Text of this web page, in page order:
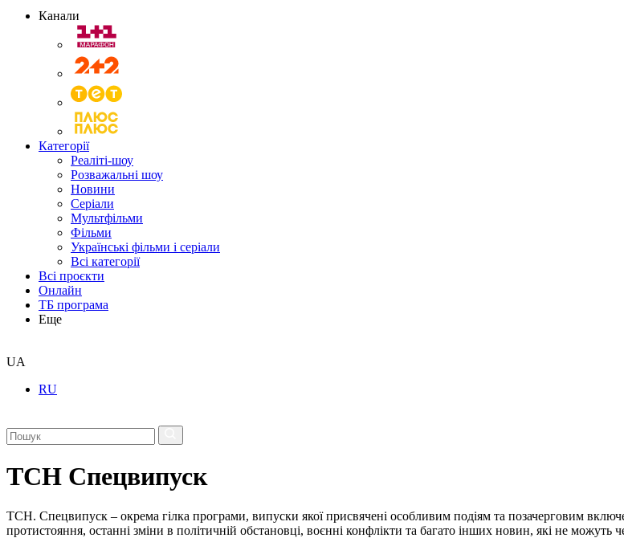
Канали
Категорії
Реаліті-шоу
Розважальні шоу
Новини
Серіали
Мультфільми
Фільми
Українські фільми і серіали
Всі категорії
Всі проєкти
Онлайн
ТБ програма
Еще
UA
RU
ТСН Спецвипуск
ТСН. Спецвипуск – окрема гілка програми, випуски якої присвячені особливим подіям та позачерговим
протистояння, останні зміни в політичній обстановці, воєнні конфлікти та багато інших новин, які не